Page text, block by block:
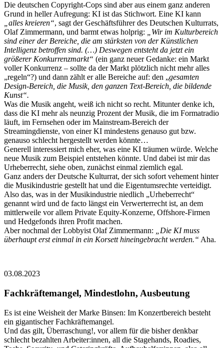
Die deutschen Copyright-Cops sind aber aus einem ganz anderen
Grund in heller Aufregung: KI ist das Stichwort. Eine KI kann
„alles kreieren“, sagt der Geschäftsführer des Deutschen Kulturrats,
Olaf Zimmermann, und barmt etwas holprig:
„Wir im Kulturbereich
sind einer der Bereiche, die am stärksten von der Künstlichen
Intelligenz betroffen sind. (…) Deswegen entsteht da jetzt ein
größerer Konkurrenzmarkt“ (ein ganz neuer Gedanke: ein Markt
voller Konkurrenz – sollte da der Markt plötzlich nicht mehr alles
„regeln“?) und dann zählt er alle Bereiche auf: den „gesamten
Design-Bereich, die Musik, den ganzen Text-Bereich, die bildende
Kunst“.
Was die Musik angeht, weiß ich nicht so recht. Mitunter denke ich,
dass die KI mehr als neunzig Prozent der Musik, die im Formatradio
läuft, im Fernsehen oder im Mainstream-Bereich der
Streamingdienste, von einer KI mindestens genauso gut bzw.
genauso schlecht hergestellt werden könnte…
Generell interessiert mich eher, was eine KI träumen würde. Welche
neue Musik zum Beispiel entstehen könnte. Und dabei ist mir das
Urheberrecht, siehe oben, zunächst einmal ziemlich egal.
Ganz anders der Deutsche Kulturrat, der sich sofort vehement hinter
die Musikindustrie gestellt hat und die Eigentumsrechte verteidigt.
Also das, was in der Musikindustrie niedlich „Urheberrecht“
genannt wird und de facto längst ein Verwerterrecht ist, an dem
mittlerweile vor allem Private Equity-Konzerne, Offshore-Firmen
und Hedgefonds ihren Profit machen.
Aber nochmal der Lobbyist Olaf Zimmermann:
„Die KI muss
überhaupt erst einmal in ein Korsett hineingebracht werden.“ Aha.
03.08.2023
Fachkräftemangel, Mindestlohn, Ausbeutung
Es ist eine Weisheit der Marke Binsen: Im Konzertbereich besteht
ein gigantischer Fachkräftemangel.
Und das gilt, Überraschung!, vor allem für die bisher denkbar
schlecht bezahlten Arbeiter:innen, all die Stagehands, Roadies,